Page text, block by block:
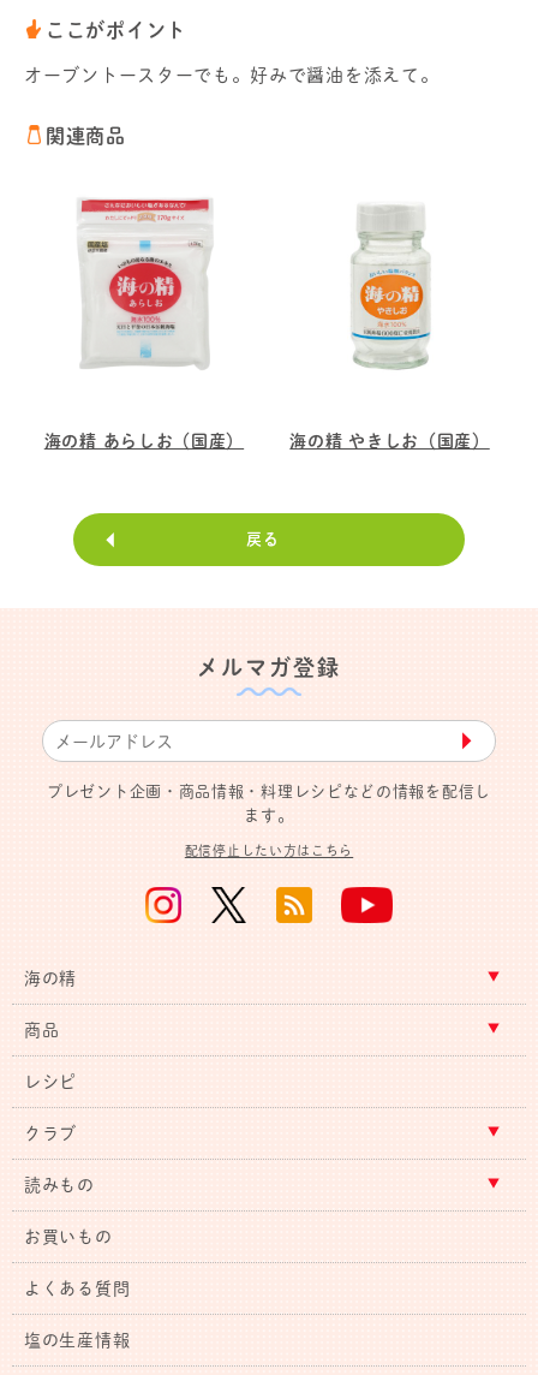
ここがポイント
オーブントースターでも。好みで醤油を添えて。
関連商品
海の精 あらしお（国産） 海の精 やきしお（国産）
戻る
メルマガ登録
▶︎
プレゼント企画・商品情報・料理レシピなどの情報を配信し
ます。
配信停止したい方はこちら
海の精
商品
レシピ
クラブ
読みもの
お買いもの
よくある質問
塩の生産情報